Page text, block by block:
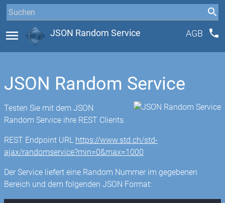
menu JSON Random Service AGB phone
JSON Random Service
Testen Sie mit dem JSON
Random Service ihre REST Clients.
REST Endpoint URL https://www.std.ch/std-
ajax/randomservice?min=0&max=1000
Der Service liefert eine Random Nummer im gegebenen
Bereich und dem folgenden JSON Format: